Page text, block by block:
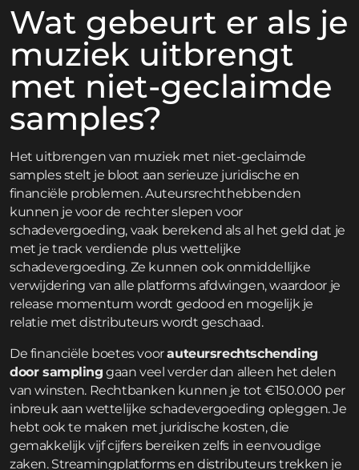
Wat gebeurt er als je
muziek uitbrengt
met niet-geclaimde
samples?
Het uitbrengen van muziek met niet-geclaimde
samples stelt je bloot aan serieuze juridische en
financiële problemen. Auteursrechthebbenden
kunnen je voor de rechter slepen voor
schadevergoeding, vaak berekend als al het geld dat je
met je track verdiende plus wettelijke
schadevergoeding. Ze kunnen ook onmiddellijke
verwijdering van alle platforms afdwingen, waardoor je
release momentum wordt gedood en mogelijk je
relatie met distributeurs wordt geschaad.
De financiële boetes voorauteursrechtschending
door sampling gaan veel verder dan alleen het delen
van winsten. Rechtbanken kunnen je tot €150.000 per
inbreuk aan wettelijke schadevergoeding opleggen. Je
hebt ook te maken met juridische kosten, die
gemakkelijk vijf cijfers bereiken zelfs in eenvoudige
zaken. Streamingplatforms en distributeurs trekken je